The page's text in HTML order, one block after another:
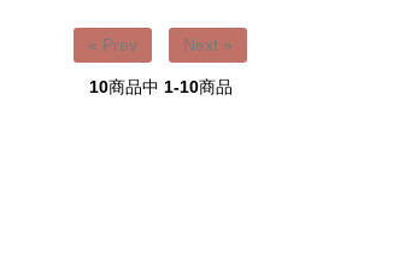
« Prev Next »
10商品中 1-10商品